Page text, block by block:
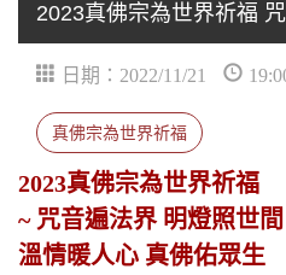
2023真佛宗為世界祈福
日期：2022/11/21
真佛宗為世界祈福
2023真佛宗為世界祈福
~ 咒音遍法界 明燈照世間
溫情暖人心 真佛佑眾生